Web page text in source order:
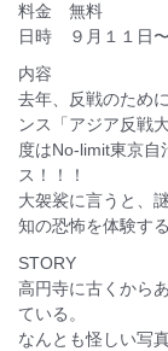
料金 無料
日時 ９月１１日
内容
去年、反戦のため
ンス「アジア反戦
度はNo-limit東京自
ス！！！
大袈裟に言うと、
知の恐怖を体験す
STORY
高円寺に古くから
ている。
なんとも怪しい写